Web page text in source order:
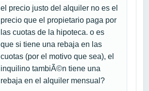
el precio justo del alquiler no es el
precio que el propietario paga por
las cuotas de la hipoteca. o es
que si tiene una rebaja en las
cuotas (por el motivo que sea), el
inquilino tambiÃ©n tiene una
rebaja en el alquiler mensual?